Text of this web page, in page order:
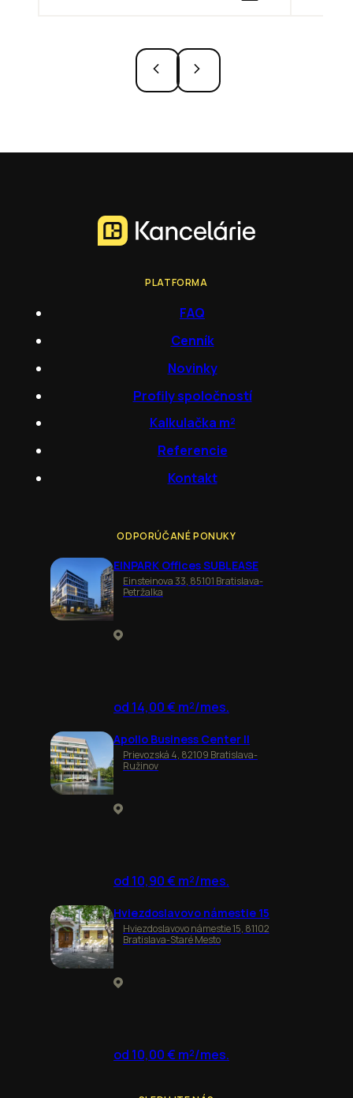
PLATFORMA
FAQ
Cenník
Novinky
Profily spoločností
Kalkulačka m²
Referencie
Kontakt
ODPORÚČANÉ PONUKY
EINPARK Offices SUBLEASE
Einsteinova 33, 85101 Bratislava-
Petržalka
od 14,00 € m²/mes.
Apollo Business Center II
Prievozská 4, 82109 Bratislava-
Ružinov
od 10,90 € m²/mes.
Hviezdoslavovo námestie 15
Hviezdoslavovo námestie 15, 81102
Bratislava-Staré Mesto
od 10,00 € m²/mes.